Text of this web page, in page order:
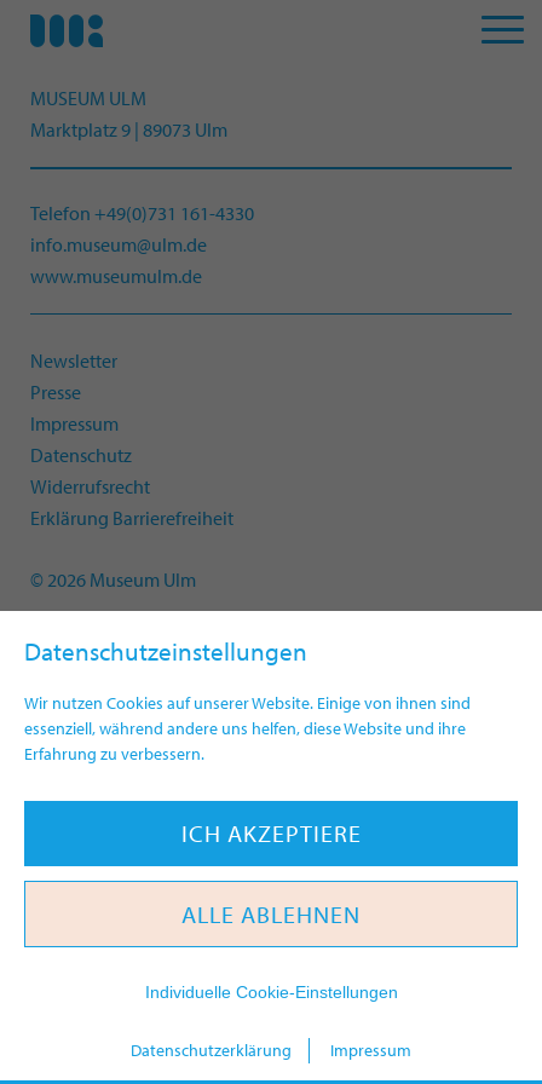
Datenschutzeinstellungen
Wir nutzen Cookies auf unserer Website. Einige von ihnen sind
essenziell, während andere uns helfen, diese Website und ihre
Erfahrung zu verbessern.
ICH AKZEPTIERE
ALLE ABLEHNEN
Individuelle Cookie-Einstellungen
Datenschutzerklärung Impressum
MUSEUM ULM
Marktplatz 9 | 89073 Ulm
Telefon +49(0)731 161-4330
info.museum@ulm.de
www.museumulm.de
Newsletter
Presse
Impressum
Datenschutz
Widerrufsrecht
Erklärung Barrierefreiheit
© 2026 Museum Ulm